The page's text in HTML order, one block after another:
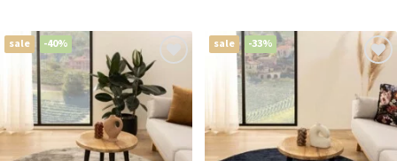
sale -40% sale -33%